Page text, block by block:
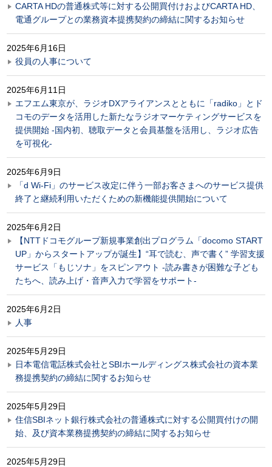
CARTA HDの普通株式等に対する公開買付けおよびCARTA HD、
電通グループとの業務資本提携契約の締結に関するお知らせ
2025年6月16日
役員の人事について
2025年6月11日
エフエム東京が、ラジオDXアライアンスとともに「radiko」とド
コモのデータを活用した新たなラジオマーケティングサービスを
提供開始 -国内初、聴取データと会員基盤を活用し、ラジオ広告
を可視化-
2025年6月9日
「d Wi-Fi」のサービス改定に伴う一部お客さまへのサービス提供
終了と継続利用いただくための新機能提供開始について
2025年6月2日
【NTTドコモグループ新規事業創出プログラム「docomo START
UP」からスタートアップが誕生】“耳で読む、声で書く” 学習支援
サービス「もじソナ」をスピンアウト -読み書きが困難な子ども
たちへ、読み上げ・音声入力で学習をサポート-
2025年6月2日
人事
2025年5月29日
日本電信電話株式会社とSBIホールディングス株式会社の資本業
務提携契約の締結に関するお知らせ
2025年5月29日
住信SBIネット銀行株式会社の普通株式に対する公開買付けの開
始、及び資本業務提携契約の締結に関するお知らせ
2025年5月29日